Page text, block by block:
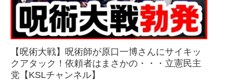
【呪術大戦】呪術師が原口一博さんにサイキッ
クアタック！依頼者はまさかの・・・立憲民主
党【KSLチャンネル】